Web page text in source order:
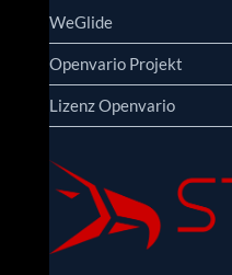
WeGlide
Openvario Projekt
Lizenz Openvario